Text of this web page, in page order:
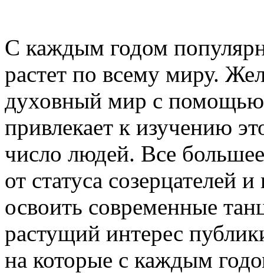
С каждым годом
растет по всему миру.
духовный мир с помощью
привлекает к изучению
число людей. Все
от статуса созерцателей
освоить современные
растущий интерес
на которые с каждым